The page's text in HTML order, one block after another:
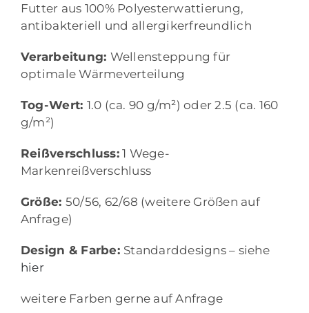
Futter aus 100% Polyesterwattierung,
antibakteriell und allergikerfreundlich
Verarbeitung: Wellensteppung für
optimale Wärmeverteilung
Tog-Wert: 1.0 (ca. 90 g/m²) oder 2.5 (ca. 160
g/m²)
Reißverschluss:1 Wege-
Markenreißverschluss
Größe: 50/56, 62/68 (weitere Größen auf
Anfrage)
Design & Farbe: Standarddesigns – siehe
hier
weitere Farben gerne auf Anfrage